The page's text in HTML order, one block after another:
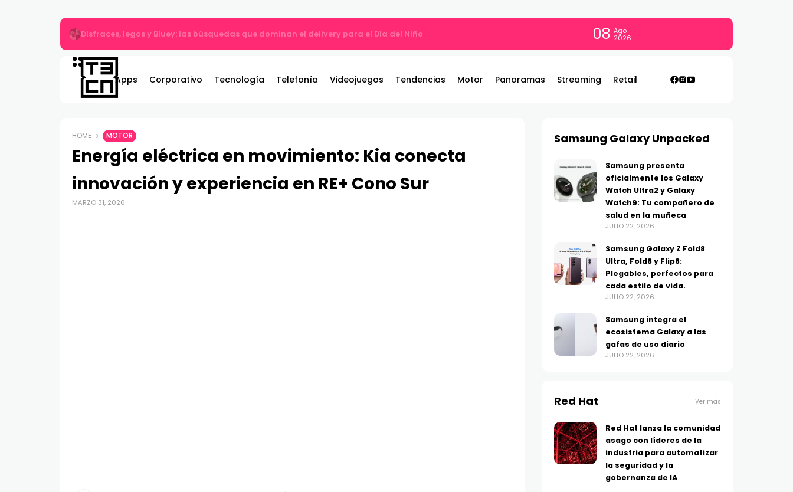
Gildemeister renueva compromiso con Bomberos y entrega 19 camionetas JAC nuevas para la institución 08 Ago
2026
Apps Corporativo Tecnología Telefonía Videojuegos Tendencias Motor Panoramas Streaming Retail
HOME MOTOR
Energía eléctrica en movimiento: Kia conecta
innovación y experiencia en RE+ Cono Sur
MARZO 31, 2026
Samsung Galaxy Unpacked
Samsung presenta
oficialmente los Galaxy
Watch Ultra2 y Galaxy
Watch9: Tu compañero de
salud en la muñeca
JULIO 22, 2026
Samsung Galaxy Z Fold8
Ultra, Fold8 y Flip8:
Plegables, perfectos para
cada estilo de vida.
JULIO 22, 2026
Samsung integra el
ecosistema Galaxy a las
gafas de uso diario
JULIO 22, 2026
Red Hat Ver más
Red Hat lanza la comunidad
asago con líderes de la
industria para automatizar
la seguridad y la
gobernanza de IA